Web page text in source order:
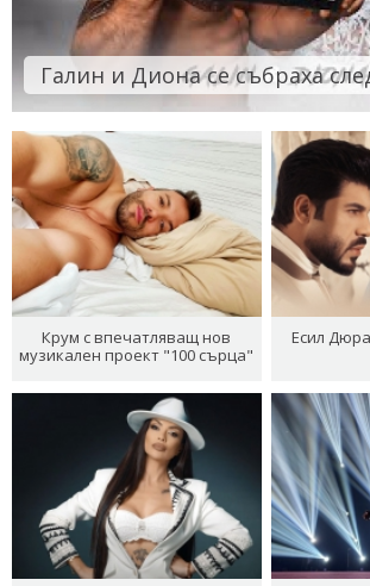
Галин и Диона се събраха
Крум с впечатляващ нов
музикален проект "100 сърца"
Есил